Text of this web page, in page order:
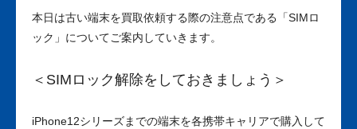
本日は古い端末を買取依頼する際の注意点である「SIMロ
ック」についてご案内していきます。
＜SIMロック解除をしておきましょう ＞
iPhone12シリーズまでの端末を各携帯キャリアで購入して